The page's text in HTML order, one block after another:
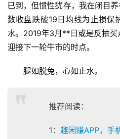
已到，但惯性犹存，我在闭目
数收盘跌破19日均线为止损保
水。2019年3月**日或是反抽
迎接下一轮牛市的时点。
腿如脱兔，心如止水。
推荐阅读：
1： 趣闲赚APP，手